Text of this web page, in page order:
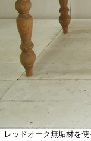
レッドオーク無垢材を使